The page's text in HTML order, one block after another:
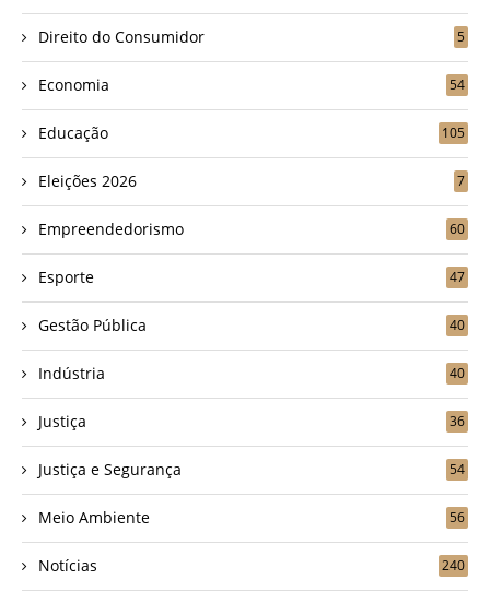
Direito do Consumidor 5
Economia 54
Educação 105
Eleições 2026 7
Empreendedorismo 60
Esporte 47
Gestão Pública 40
Indústria 40
Justiça 36
Justiça e Segurança 54
Meio Ambiente 56
Notícias 240